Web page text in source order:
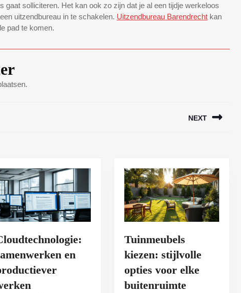
gaat solliciteren. Het kan ook zo zijn dat je al een tijdje werkeloos
uitzendbureau in te schakelen. Uitzendbureau Barendrecht kan
pad te komen.
NEXT
en
Tuinmeubels
kiezen: stijlvolle
opties voor elke
buitenruimteTuinmeubels